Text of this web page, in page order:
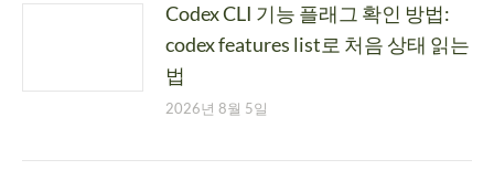
Codex CLI 기능 플래그 확인 방법:
codex features list로 처음 상태 읽는
법
2026년 8월 5일